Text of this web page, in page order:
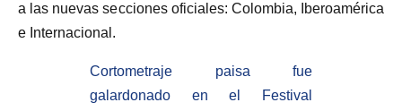
a las nuevas secciones oficiales: Colombia, Iberoamérica
e Internacional.
Cortometraje paisa fue
galardonado en el Festival